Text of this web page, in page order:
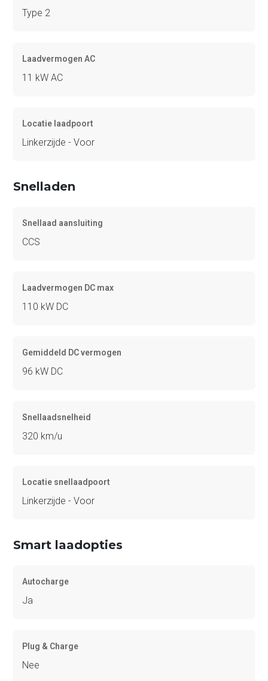
Type 2
Laadvermogen AC
11 kW AC
Locatie laadpoort
Linkerzijde - Voor
Snelladen
Snellaad aansluiting
CCS
Laadvermogen DC max
110 kW DC
Gemiddeld DC vermogen
96 kW DC
Snellaadsnelheid
320 km/u
Locatie snellaadpoort
Linkerzijde - Voor
Smart laadopties
Autocharge
Ja
Plug & Charge
Nee